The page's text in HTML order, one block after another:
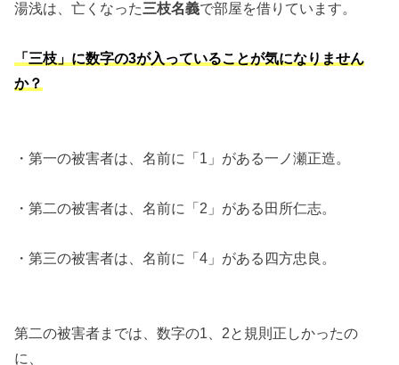
湯浅は、亡くなった三枝名義で部屋を借りています。
「三枝」に数字の3が入っていることが気になりません
か？
・第一の被害者は、名前に「1」がある一ノ瀬正造。
・第二の被害者は、名前に「2」がある田所仁志。
・第三の被害者は、名前に「4」がある四方忠良。
第二の被害者までは、数字の1、2と規則正しかったの
に、